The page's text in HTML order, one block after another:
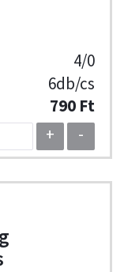
4/0
6db/cs
790 Ft
+
-